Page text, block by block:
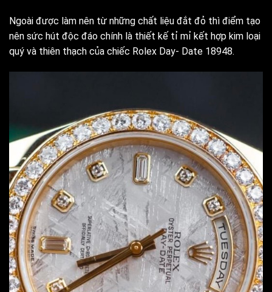
Ngoài được làm nên từ những chất liệu đắt đỏ thì điểm tạo
nên sức hút độc đáo chính là thiết kế tỉ mỉ kết hợp kim loại
quý và thiên thạch của chiếc Rolex Day- Date 18948.